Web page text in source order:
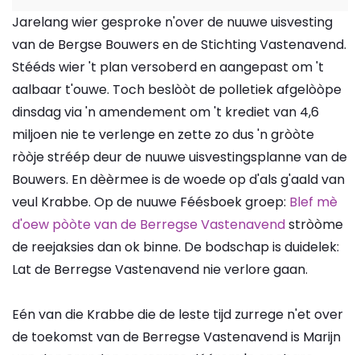
Jarelang wier gesproke n'over de nuuwe uisvesting
van de Bergse Bouwers en de Stichting Vastenavend.
Stééds wier 't plan versoberd en aangepast om 't
aalbaar t'ouwe. Toch beslòòt de polletiek afgelòòpe
dinsdag via 'n amendement om 't krediet van 4,6
miljoen nie te verlenge en zette zo dus 'n gròòte
ròòje stréép deur de nuuwe uisvestingsplanne van de
Bouwers. En dèèrmee is de woede op d'als g'aald van
veul Krabbe. Op de nuuwe Féésboek groep: Blef mè
d'oew pòòte van de Berregse Vastenavendstròòme
de reejaksies dan ok binne. De bodschap is duidelek:
Lat de Berregse Vastenavend nie verlore gaan.
Eén van die Krabbe die de leste tijd zurrege n'et over
de toekomst van de Berregse Vastenavend is Marijn